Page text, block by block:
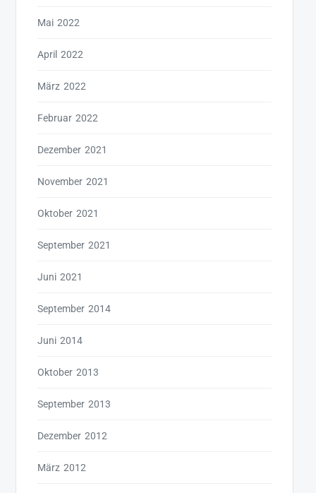
Mai 2022
April 2022
März 2022
Februar 2022
Dezember 2021
November 2021
Oktober 2021
September 2021
Juni 2021
September 2014
Juni 2014
Oktober 2013
September 2013
Dezember 2012
März 2012